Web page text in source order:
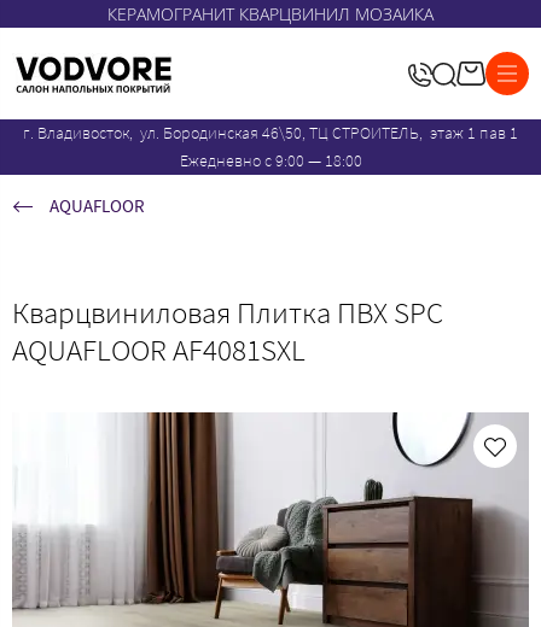
КЕРАМОГРАНИТ КВАРЦВИНИЛ МОЗАИКА
г. Владивосток, ул. Бородинская 46\50, ТЦ СТРОИТЕЛЬ, этаж 1 пав 1
Ежедневно с 9:00 — 18:00
AQUAFLOOR
Кварцвиниловая Плитка ПВХ SPC
AQUAFLOOR AF4081SXL